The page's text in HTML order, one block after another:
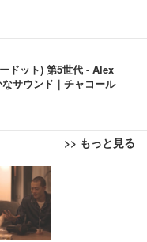
ドット) 第5世代 - Alex
サウンド｜チャコール
>> もっと見る
椅子 テレワーク 疲れな
コンパクト 約105度ロッ
転 座面昇降 強化ナイロ
ュ 在宅ワーク H-WY01
ムモニター | FlexScan
・USB Type-C・ホワ
シーツ 薄型 レギュラー 1
300枚